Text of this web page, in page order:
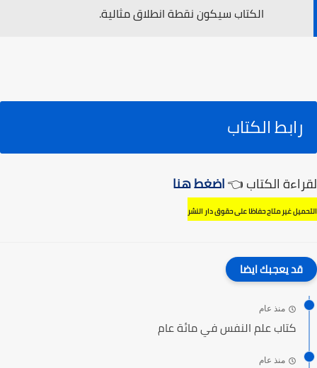
الكتاب سيكون نقطة انطلاق مثالية.
رابط الكتاب
لقراءة الكتاب 👈اضغط هنا
التحميل غير متاح حفاظا على حقوق دار النشر
قد يعجبك ايضا
منذ عام
كتاب علم النفس في مائة عام
منذ عام